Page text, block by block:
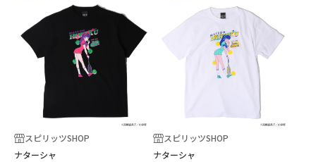
スピリッツSHOP
ナターシャ
スピリッツSHOP
ナターシャ